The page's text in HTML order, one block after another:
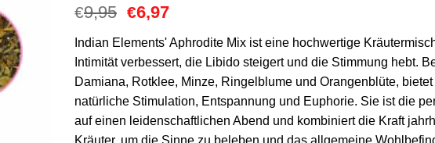
€9,95 Ursprünglicher
war:
€9,95
€6,97Aktueller
ist:
€6,97.
Indian Elements' Aphrodite Mix ist eine hochwertige
Intimität verbessert, die Libido steigert und die Stimmung hebt.
Damiana, Rotklee, Minze, Ringelblume und Orangenblüte,
natürliche Stimulation, Entspannung und Euphorie. Sie ist die
auf einen leidenschaftlichen Abend und kombiniert die Kraft
Kräuter, um die Sinne zu beleben und das allgemeine